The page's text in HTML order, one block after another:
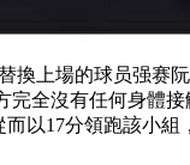
替換上場的球员强赛
完全沒有任何身體接
，從而以17分領跑該小